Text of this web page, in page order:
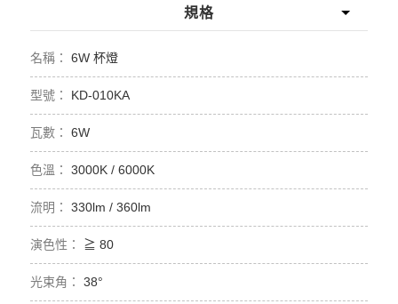
規格
6W 杯燈
KD-010KA
6W
3000K / 6000K
330lm / 360lm
≧ 80
38°